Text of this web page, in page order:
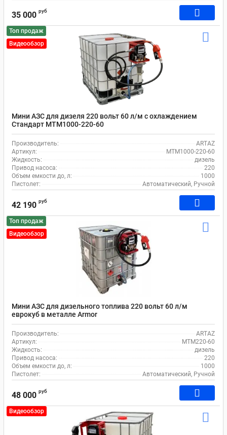
35 000 руб
Топ продаж
Видеообзор
Мини АЗС для дизеля 220 вольт 60 л/м с охлаждением
Стандарт MTM1000-220-60
Производитель:
ARTAZ
Артикул:
MTM1000-220-60
Жидкость:
дизель
Привод насоса:
220
Объем емкости до, л:
1000
Пистолет:
Автоматический, Ручной
42 190 руб
Топ продаж
Видеообзор
Мини АЗС для дизельного топлива 220 вольт 60 л/м
еврокуб в металле Armor
Производитель:
ARTAZ
Артикул:
MTM220-60
Жидкость:
дизель
Привод насоса:
220
Объем емкости до, л:
1000
Пистолет:
Автоматический, Ручной
48 000 руб
Видеообзор